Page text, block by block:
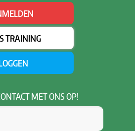
TRAINING
MET ONS OP!